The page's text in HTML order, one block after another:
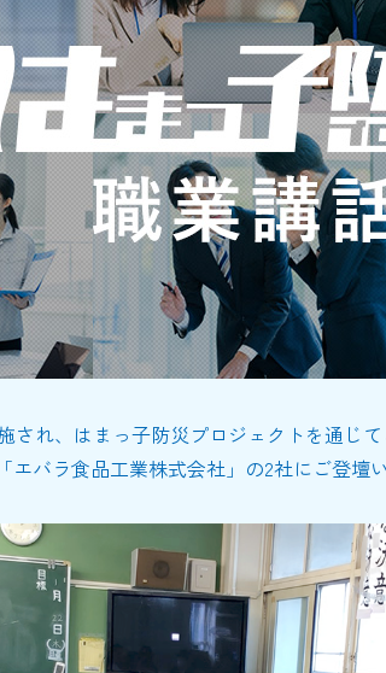
され、はまっ子防災プロジェクトを通じ
バラ食品工業株式会社」の2社にご登壇